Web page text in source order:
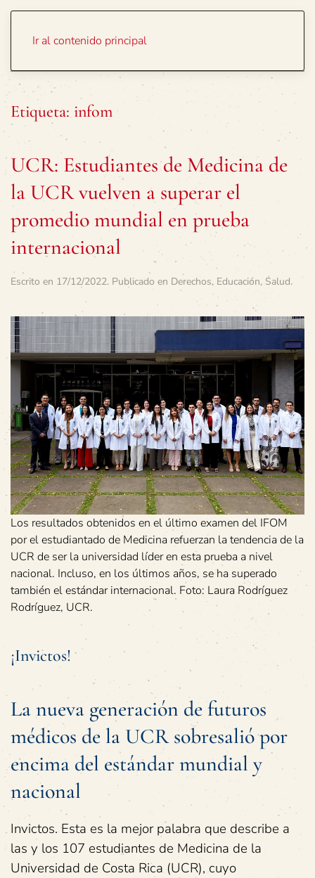
Ir al contenido principal
Etiqueta: infom
UCR: Estudiantes de Medicina de
la UCR vuelven a superar el
promedio mundial en prueba
internacional
Escrito en 17/12/2022. Publicado en Derechos, Educación, Salud.
Los resultados obtenidos en el último examen del IFOM
por el estudiantado de Medicina refuerzan la tendencia de la
UCR de ser la universidad líder en esta prueba a nivel
nacional. Incluso, en los últimos años, se ha superado
también el estándar internacional. Foto: Laura Rodríguez
Rodríguez, UCR.
¡Invictos!
La nueva generación de futuros
médicos de la UCR sobresalió por
encima del estándar mundial y
nacional
Invictos. Esta es la mejor palabra que describe a
las y los 107 estudiantes de Medicina de la
Universidad de Costa Rica (UCR), cuyo